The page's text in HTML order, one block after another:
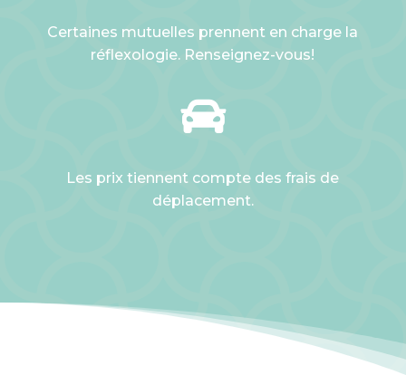
Certaines mutuelles prennent en charge la
réflexologie. Renseignez-vous!

Les prix tiennent compte des frais de
déplacement.